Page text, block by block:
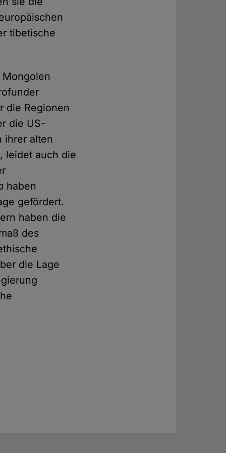
tibetische
die Regionen
die US-
ihrer alten
leidet auch die
haben
gefördert.
haben die
des
die Lage